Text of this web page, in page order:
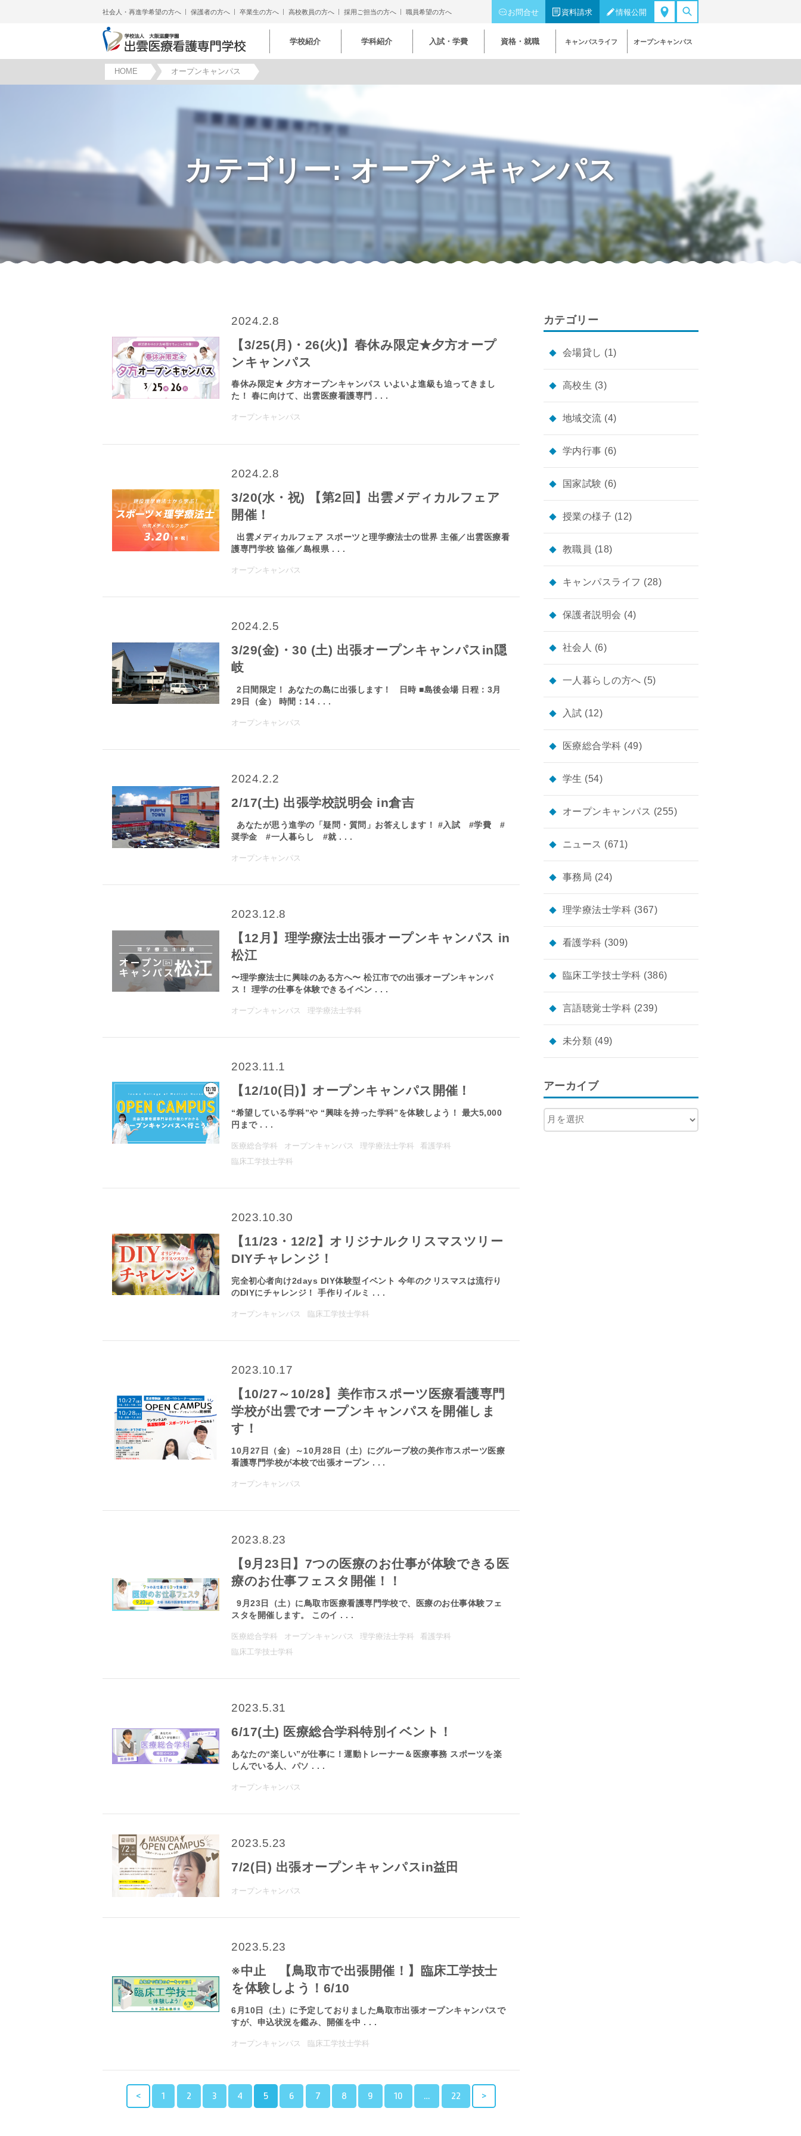
社会人・再進学希望の方へ 保護者の方へ 卒業生の方へ 高校教員の方へ 採用ご担当の方へ 職員希望の方へ お問合せ 資料請求 情報公開
学校紹介 学科紹介 入試・学費 資格・就職 キャンパスライフ オープンキャンパス
HOME オープンキャンパス
カテゴリー:オープンキャンパス
2024.2.8
【3/25(月)・26(火)】春休み限定★夕方オープ
ンキャンパス
春休み限定★ 夕方オープンキャンパス いよいよ進級も迫ってきまし
た！ 春に向けて、出雲医療看護専門 . . .
オープンキャンパス
2024.2.8
3/20(水・祝) 【第2回】出雲メディカルフェア
開催！
出雲メディカルフェア スポーツと理学療法士の世界 主催／出雲医療看
護専門学校 協催／島根県 . . .
オープンキャンパス
2024.2.5
3/29(金)・30 (土) 出張オープンキャンパスin隠
岐
2日間限定！ あなたの島に出張します！ 日時 ■島後会場 日程：3月
29日（金） 時間：14 . . .
オープンキャンパス
2024.2.2
2/17(土) 出張学校説明会 in倉吉
あなたが思う進学の「疑問・質問」お答えします！ #入試 #学費 #
奨学金 #一人暮らし #就 . . .
オープンキャンパス
2023.12.8
【12月】理学療法士出張オープンキャンパス in
松江
〜理学療法士に興味のある方へ〜 松江市での出張オープンキャンパ
ス！ 理学の仕事を体験できるイベン . . .
オープンキャンパス 理学療法士学科
2023.11.1
【12/10(日)】オープンキャンパス開催！
“希望している学科”や “興味を持った学科”を体験しよう！ 最大5,000
円まで . . .
医療総合学科 オープンキャンパス 理学療法士学科
看護学科
臨床工学技士学科
2023.10.30
【11/23・12/2】オリジナルクリスマスツリー
DIYチャレンジ！
完全初心者向け2days DIY体験型イベント 今年のクリスマスは流行り
のDIYにチャレンジ！ 手作りイルミ . . .
オープンキャンパス 臨床工学技士学科
2023.10.17
【10/27～10/28】美作市スポーツ医療看護専門
学校が出雲でオープンキャンパスを開催しま
す！
10月27日（金）～10月28日（土）にグループ校の美作市スポーツ医療
看護専門学校が本校で出張オープン . . .
オープンキャンパス
2023.8.23
【9月23日】7つの医療のお仕事が体験できる医
療のお仕事フェスタ開催！！
9月23日（土）に鳥取市医療看護専門学校で、医療のお仕事体験フェ
スタを開催します。 このイ . . .
医療総合学科 オープンキャンパス 理学療法士学科
看護学科
臨床工学技士学科
2023.5.31
6/17(土) 医療総合学科特別イベント！
あなたの“楽しい”が仕事に！運動トレーナー＆医療事務 スポーツを楽
しんでいる人、パソ . . .
オープンキャンパス
2023.5.23
7/2(日) 出張オープンキャンパスin益田
オープンキャンパス
2023.5.23
※中止 【鳥取市で出張開催！】臨床工学技士
を体験しよう！6/10
6月10日（土）に予定しておりました鳥取市出張オープンキャンパスで
すが、申込状況を鑑み、開催を中 . . .
オープンキャンパス 臨床工学技士学科
< 1 2 3 4 5 6 7 8 9 10 … 22 >
カテゴリー
会場貸し (1)
高校生 (3)
地域交流 (4)
学内行事 (6)
国家試験 (6)
授業の様子 (12)
教職員 (18)
キャンパスライフ (28)
保護者説明会 (4)
社会人 (6)
一人暮らしの方へ (5)
入試 (12)
医療総合学科 (49)
学生 (54)
オープンキャンパス (255)
ニュース (671)
事務局 (24)
理学療法士学科 (367)
看護学科 (309)
臨床工学技士学科 (386)
言語聴覚士学科 (239)
未分類 (49)
アーカイブ